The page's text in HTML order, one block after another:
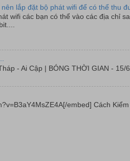
lắp đặt bộ phát wifi để có thể thu
wifi các bạn có thể vào các địa chỉ
- Ai Cập | BÓNG THỜI GIAN - 15/
embed] Cách